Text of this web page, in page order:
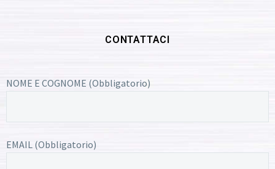
CONTATTACI
NOME E COGNOME (Obbligatorio)
EMAIL (Obbligatorio)